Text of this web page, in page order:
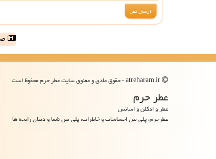
عطر حرم
عطر و ادکلن و اسانس
عطرحرم، پلی بین احساسات و خاطرات، پلی بین شما و دنیای رایحه ها